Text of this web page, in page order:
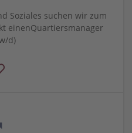
Soziales suchen wir zum
einenQuartiersmanager
d)